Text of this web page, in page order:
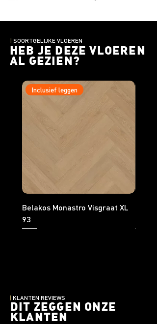
| SOORTGELIJKE VLOEREN
HEB JE DEZE VLOEREN
AL GEZIEN?
Inclusief leggen
Belakos Monastro Visgraat XL
93
| KLANTEN REVIEWS
DIT ZEGGEN ONZE
KLANTEN